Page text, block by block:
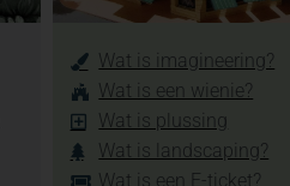
Wat is imagineering?
Wat is een wienie?
Wat is plussing
Wat is landscaping?
Wat is een E-ticket?